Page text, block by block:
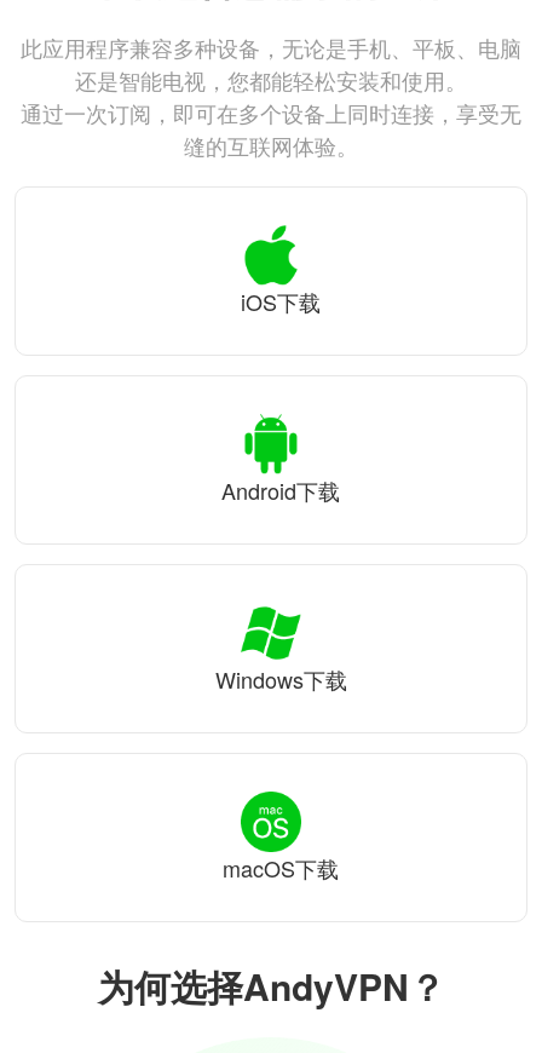
为何选择AndyVPN？
此应用程序兼容多种设备，无论是手机、平板、电脑
还是智能电视，您都能轻松安装和使用。
通过一次订阅，即可在多个设备上同时连接，享受无
缝的互联网体验。
iOS下载
Android下载
Windows下载
macOS下载